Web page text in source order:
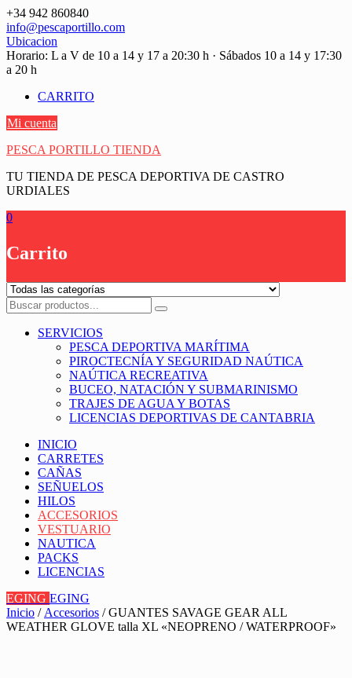
Saltar
contenido
+34 942 860840
info@pescaportillo.com
Ubicacion
Horario: L a V de 10 a 14 y 17 a 20:30 h · Sábados 10 a 14 y 17:30
a 20 h
CARRITO
Mi cuenta
PESCA PORTILLO TIENDA
TU TIENDA DE PESCA DEPORTIVA DE CASTRO
URDIALES
0
Carrito
SERVICIOS
PESCA DEPORTIVA MARÍTIMA
PIROCTECNÍA Y SEGURIDAD NAÚTICA
NAÚTICA RECREATIVA
BUCEO, NATACIÓN Y SUBMARINISMO
TRAJES DE AGUA Y BOTAS
LICENCIAS DEPORTIVAS DE CANTABRIA
INICIO
CARRETES
CAÑAS
SEÑUELOS
HILOS
ACCESORIOS
VESTUARIO
NAUTICA
PACKS
LICENCIAS
EGING EGING
Inicio / Accesorios / GUANTES SAVAGE GEAR ALL
WEATHER GLOVE talla XL «NEOPRENO / WATERPROOF»